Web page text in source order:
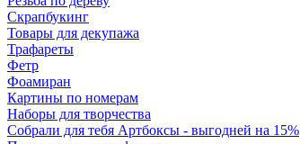
Скрапбукинг
Товары для декупажа
Трафареты
Фетр
Фоамиран
Картины по номерам
Наборы для творчества
Собрали для тебя Артбоксы - выгодней на 15%